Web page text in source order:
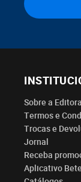
Sobre a
Termos e
Trocas e
Jornal
Receba
Aplicativo